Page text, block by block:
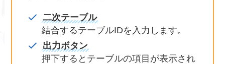
二次テーブル
結合するテーブルIDを入力します。
出力ボタン
押下するとテーブルの項目が表示され